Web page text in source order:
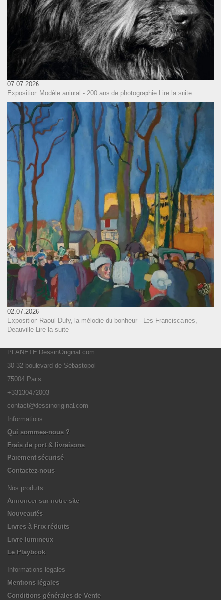
07.07.2026
Exposition Modèle animal - 200 ans de photographie Lire la suite
02.07.2026
Exposition Raoul Dufy, la mélodie du bonheur - Les Franciscaines,
Deauville
Lire la suite
PLANETE DessinOriginal.com
30-32 boulevard de Sébastopol
75004 Paris
+33130472003
contact@dessinoriginal.com
Informations
Qui sommes-nous ?
Frais de port & livraisons
Paiement sécurisé
Contactez-nous
Nos produits
Annoncer sur notre site
Nouveautés
Livres à Prix réduits
Livre lumineux
Le Playbook
Informations légales
Mentions légales
Conditions générales de Vente